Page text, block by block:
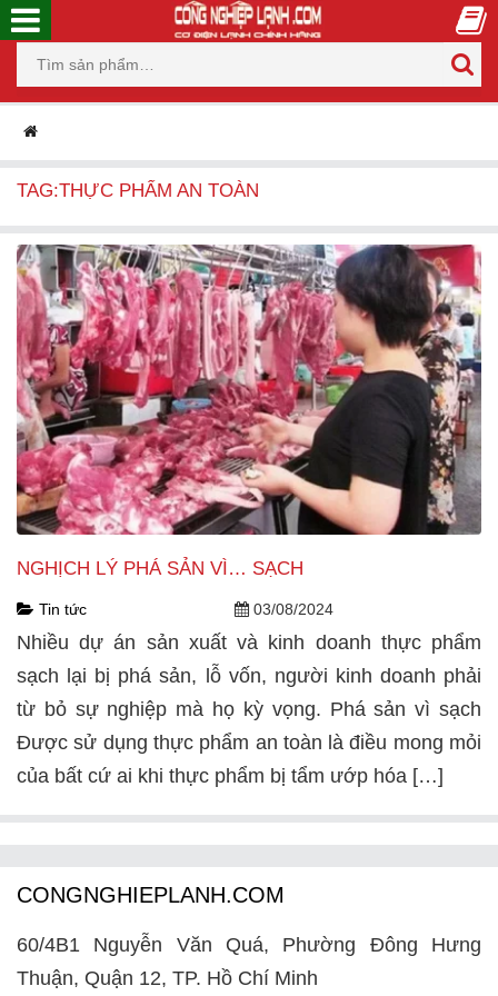
TAG:THỰC PHẨM AN TOÀN
NGHỊCH LÝ PHÁ SẢN VÌ… SẠCH
Tin tức 03/08/2024
Nhiều dự án sản xuất và kinh doanh thực phẩm
sạch lại bị phá sản, lỗ vốn, người kinh doanh phải
từ bỏ sự nghiệp mà họ kỳ vọng. Phá sản vì sạch
Được sử dụng thực phẩm an toàn là điều mong mỏi
của bất cứ ai khi thực phẩm bị tẩm ướp hóa […]
CONGNGHIEPLANH.COM
60/4B1 Nguyễn Văn Quá, Phường Đông Hưng
Thuận, Quận 12, TP. Hồ Chí Minh